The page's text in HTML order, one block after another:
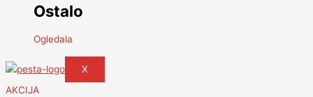
Ostalo
Ogledala
X
AKCIJA